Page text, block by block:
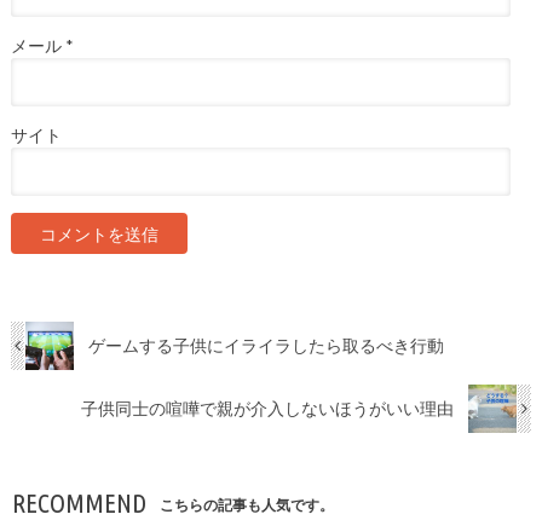
メール *
サイト
ゲームする子供にイライラしたら取るべき行動
子供同士の喧嘩で親が介入しないほうがいい理由
RECOMMEND こちらの記事も人気です。